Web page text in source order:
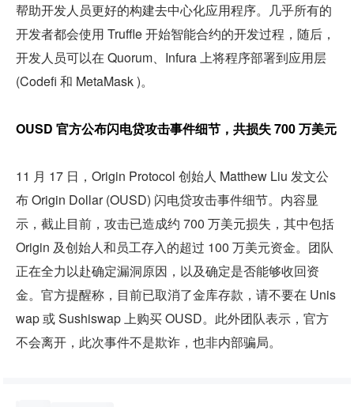
帮助开发人员更好的构建去中心化应用程序。几乎所有的
开发者都会使用 Truffle 开始智能合约的开发过程，随后，
开发人员可以在 Quorum、Infura 上将程序部署到应用层
(Codefi 和 MetaMask )。
11 月 17 日，Origin Protocol 创始人 Matthew Liu 发文公
布 Origin Dollar (OUSD) 闪电贷攻击事件细节。内容显
示，截止目前，攻击已造成约 700 万美元损失，其中包括
Origin 及创始人和员工存入的超过 100 万美元资金。团队
正在全力以赴确定漏洞原因，以及确定是否能够收回资
金。官方提醒称，目前已取消了金库存款，请不要在 Unis
wap 或 Sushiswap 上购买 OUSD。此外团队表示，官方
不会离开，此次事件不是欺诈，也非内部骗局。